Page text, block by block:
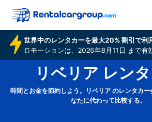
世界中のレンタカーを最大20% 割引で利
ロモーションは、2026年8月11日 まで有
リベリア レン
時間とお金を節約しよう。リベリア のレンタカ
なたに代わって比較する。